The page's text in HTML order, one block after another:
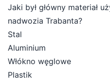
Jaki był główny materiał
nadwozia Trabanta?
Stal
Aluminium
Włókno węglowe
Plastik